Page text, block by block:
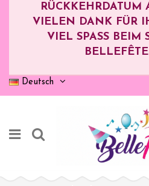
RÜCKKEHRDATUM
VIELEN DANK FÜR
VIEL SPASS BEIM
Deutsch